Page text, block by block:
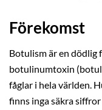
Förekomst
Botulism är en dödlig
botulinumtoxin
fåglar i hela världen.
finns inga säkra